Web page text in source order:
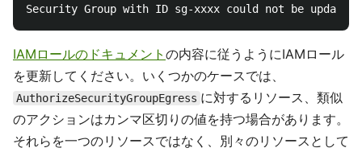
IAMロールのドキュメント の内容に従うようにIAMロール
を更新してください。いくつかのケースでは、
AuthorizeSecurityGroupEgress に対するリソース、類似
のアクションはカンマ区切りの値を持つ場合があります。
それらを一つのリソースではなく、別々のリソースとして